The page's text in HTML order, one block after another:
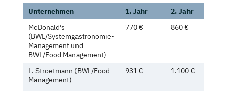
Unternehmen 1. Jahr 2. Jahr
McDonald’s
(BWL/Systemgastronomie-
Management und
BWL/Food Management)
770 € 860 €
L. Stroetmann (BWL/Food
Management)
931 € 1.100 €